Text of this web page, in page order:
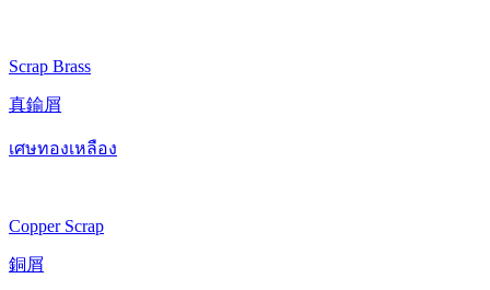
Scrap Brass
真鍮屑
เศษทองเหลือง
Copper Scrap
銅屑